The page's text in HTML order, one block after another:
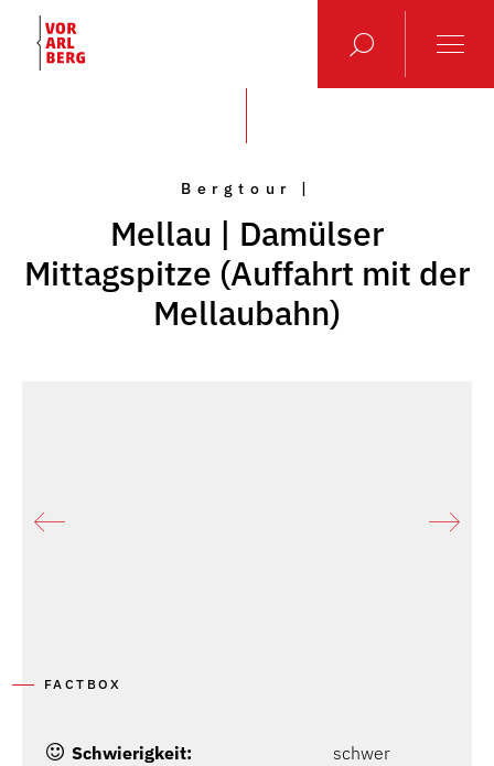
Bergtour |
Mellau | Damülser
Mittagspitze (Auffahrt mit der
Mellaubahn)
FACTBOX
Schwierigkeit:
schwer